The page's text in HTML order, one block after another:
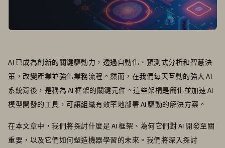
AI 已成為創新的關鍵驅動力，透過自動化、預測式分析和智慧決
策，改變產業並強化業務流程。然而，在我們每天互動的強大 AI
系統背後，是稱為 AI 框架的關鍵元件。這些架構是簡化並加速 AI
模型開發的工具，可讓組織有效率地部署 AI 驅動的解決方案。
在本文章中，我們將探討什麼是 AI 框架、為何它們對 AI 開發至關
重要，以及它們如何塑造機器學習的未來。我們將深入探討